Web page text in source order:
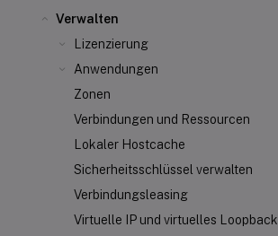
Verwalten
Lizenzierung
Anwendungen
Zonen
Verbindungen und Ressourcen
Lokaler Hostcache
Sicherheitsschlüssel verwalten
Verbindungsleasing
Virtuelle IP und virtuelles Loopback